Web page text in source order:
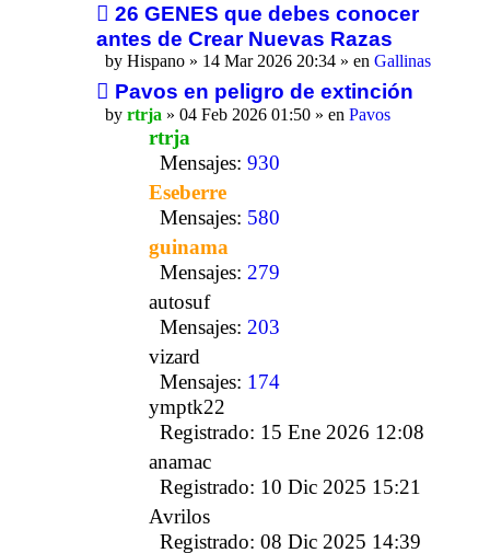
26 GENES que debes conocer
antes de Crear Nuevas Razas
by Hispano » 14 Mar 2026 20:34 » en Gallinas
Pavos en peligro de extinción
by rtrja » 04 Feb 2026 01:50 » en Pavos
rtrja
Mensajes: 930
Eseberre
Mensajes: 580
guinama
Mensajes: 279
autosuf
Mensajes: 203
vizard
Mensajes: 174
ymptk22
Registrado: 15 Ene 2026 12:08
anamac
Registrado: 10 Dic 2025 15:21
Avrilos
Registrado: 08 Dic 2025 14:39